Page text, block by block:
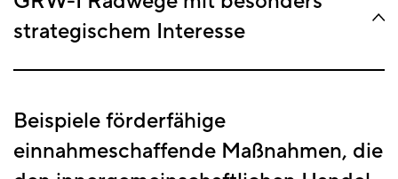
strategischem Interesse
Beispiele förderfähige
einnahmeschaffende Maßnahmen, die